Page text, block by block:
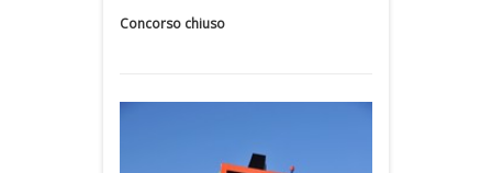
Concorso chiuso